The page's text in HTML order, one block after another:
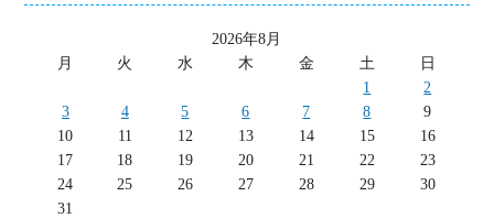
2026年8月
月
火 水 木 金 土
日
1
2
3
4 5 6 7 8
9
10
11 12 13 14 15
16
17
18 19 20 21 22
23
24
25 26 27 28 29
30
31